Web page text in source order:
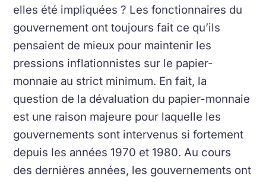
elles été impliquées ? Les fonctionnaires du
gouvernement ont toujours fait ce qu’ils
pensaient de mieux pour maintenir les
pressions inflationnistes sur le papier-
monnaie au strict minimum. En fait, la
question de la dévaluation du papier-monnaie
est une raison majeure pour laquelle les
gouvernements sont intervenus si fortement
depuis les années 1970 et 1980.Au cours
des dernières années, les gouvernements ont